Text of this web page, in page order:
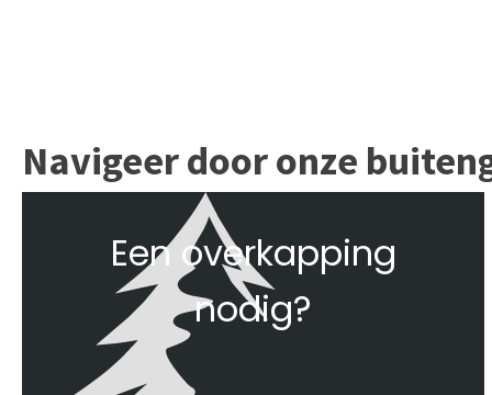
Navigeer door onze
Een overkapping
nodig?